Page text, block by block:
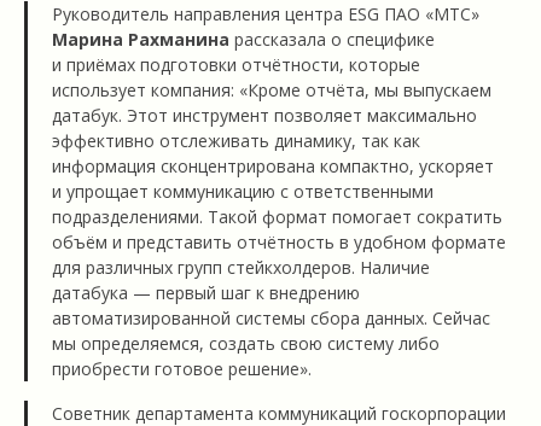
Руководитель направления центра ESG ПАО «МТС»
Марина Рахманина рассказала о специфике
и приёмах подготовки отчётности, которые
использует компания: «Кроме отчёта, мы выпускаем
датабук. Этот инструмент позволяет максимально
эффективно отслеживать динамику, так как
информация сконцентрирована компактно, ускоряет
и упрощает коммуникацию с ответственными
подразделениями. Такой формат помогает сократить
объём и представить отчётность в удобном формате
для различных групп стейкхолдеров. Наличие
датабука — первый шаг к внедрению
автоматизированной системы сбора данных. Сейчас
мы определяемся, создать свою систему либо
приобрести готовое решение».
Советник департамента коммуникаций госкорпорации